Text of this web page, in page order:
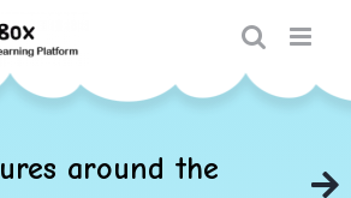
around the